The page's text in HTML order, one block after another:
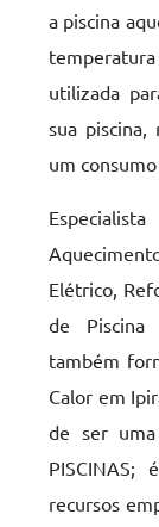
a piscina
utilizada
sua
um
Elétrico,
de Piscina
também
Calor em
de ser
PISCINAS;
recursos